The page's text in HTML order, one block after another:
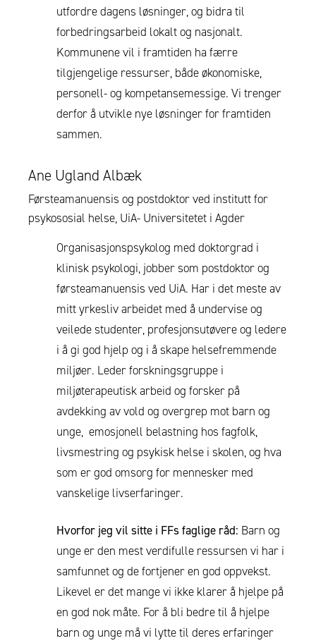
utfordre dagens løsninger, og bidra til
forbedringsarbeid lokalt og nasjonalt.
Kommunene vil i framtiden ha færre
tilgjengelige ressurser, både økonomiske,
personell- og kompetansemessige. Vi trenger
derfor å utvikle nye løsninger for framtiden
sammen.
Ane Ugland Albæk
Førsteamanuensis og postdoktor ved institutt for
psykososial helse, UiA- Universitetet i Agder
Organisasjonspsykolog med doktorgrad i
klinisk psykologi, jobber som postdoktor og
førsteamanuensis ved UiA. Har i det meste av
mitt yrkesliv arbeidet med å undervise og
veilede studenter, profesjonsutøvere og ledere
i å gi god hjelp og i å skape helsefremmende
miljøer. Leder forskningsgruppe i
miljøterapeutisk arbeid og forsker på
avdekking av vold og overgrep mot barn og
unge, emosjonell belastning hos fagfolk,
livsmestring og psykisk helse i skolen, og hva
som er god omsorg for mennesker med
vanskelige livserfaringer.
Hvorfor jeg vil sitte i FFs faglige råd: Barn og
unge er den mest verdifulle ressursen vi har i
samfunnet og de fortjener en god oppvekst.
Likevel er det mange vi ikke klarer å hjelpe på
en god nok måte. For å bli bedre til å hjelpe
barn og unge må vi lytte til deres erfaringer